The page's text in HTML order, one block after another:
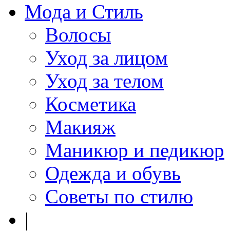
Мода и Стиль
Волосы
Уход за лицом
Уход за телом
Косметика
Макияж
Маникюр и педикюр
Одежда и обувь
Советы по стилю
|